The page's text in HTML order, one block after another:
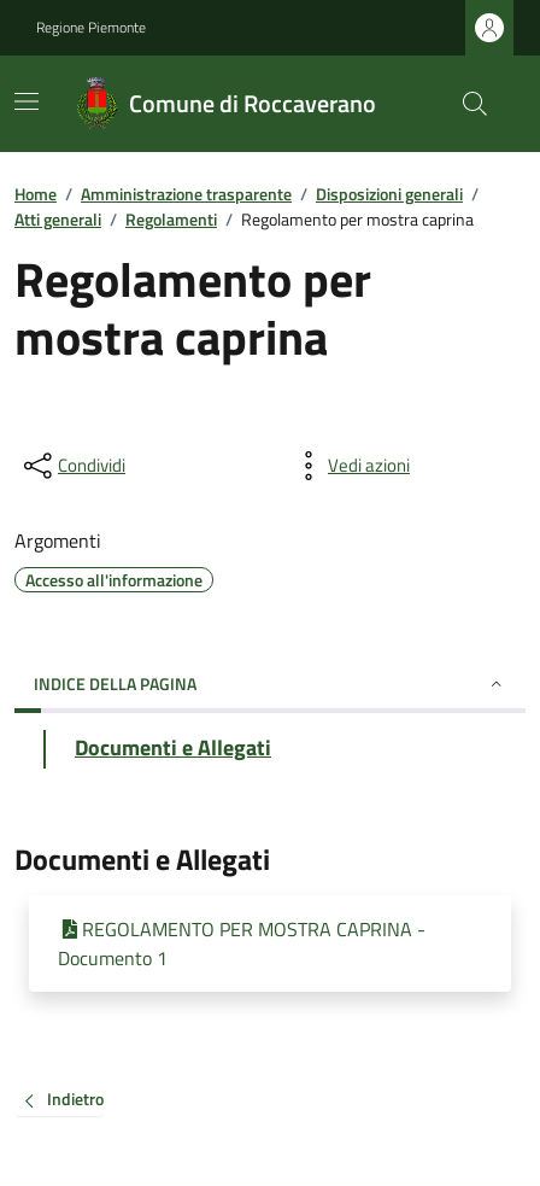
Regione Piemonte
Comune di Roccaverano
Home / Amministrazione trasparente / Disposizioni generali /
Atti generali / Regolamenti / Regolamento per mostra caprina
Regolamento per
mostra caprina
Condividi Vedi azioni
Argomenti
Accesso all'informazione
INDICE DELLA PAGINA
Documenti e Allegati
Documenti e Allegati
REGOLAMENTO PER MOSTRA CAPRINA -
Documento 1
Indietro